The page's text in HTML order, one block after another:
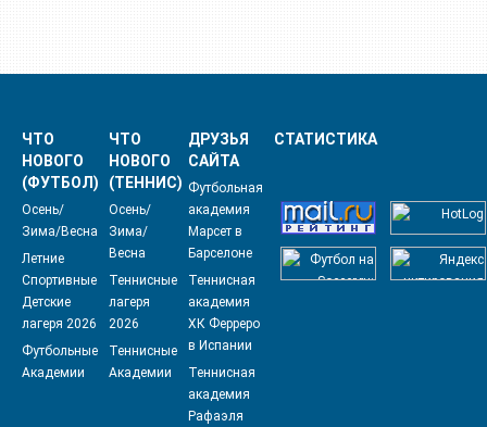
ЧТО
НОВОГО
(ФУТБОЛ)
Осень/
Зима/Весна
Летние
Спортивные
Детские
лагеря 2026
Футбольные
Академии
ЧТО
НОВОГО
(ТЕННИС)
Осень/
Зима/
Весна
Теннисные
лагеря
2026
Теннисные
Академии
ДРУЗЬЯ
САЙТА
Футбольная
академия
Марсет в
Барселоне
Теннисная
академия
ХК Ферреро
в Испании
Теннисная
академия
Рафаэля
СТАТИСТИКА